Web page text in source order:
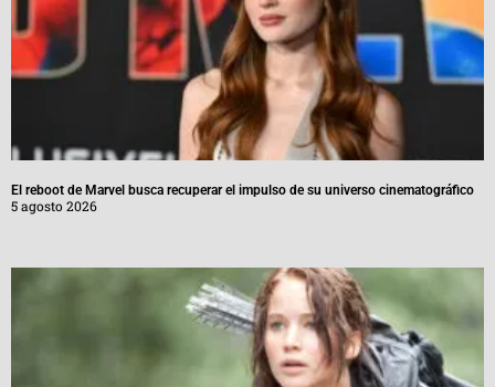
El reboot de Marvel busca recuperar el impulso de su universo cinematográfico
5 agosto 2026